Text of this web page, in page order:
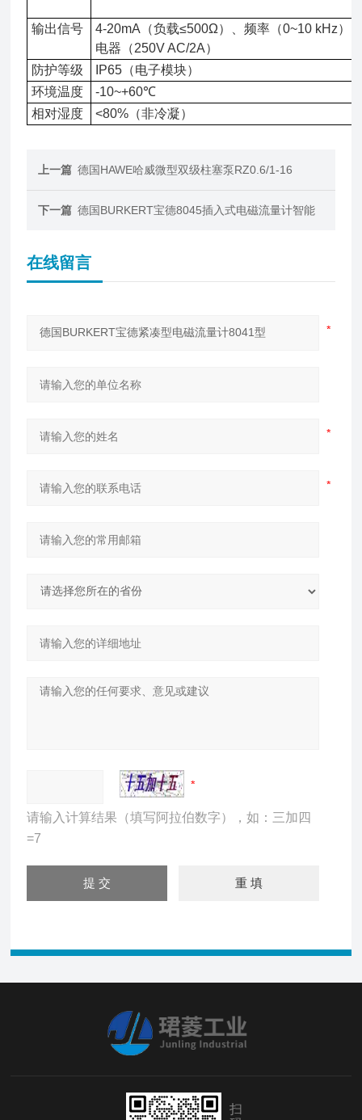
输出信号
4-20mA（负载≤500Ω）、频率（0~10 kHz）
电器（250V AC/2A）
防护等级
IP65（电子模块）
环境温度
-10~+60℃
相对湿度
<80%（非冷凝）
上一篇 德国HAWE哈威微型双级柱塞泵RZ0.6/1-16
下一篇 德国BURKERT宝德8045插入式电磁流量计智能
在线留言
请输入计算结果（填写阿拉伯数字），如：三加四
=7
扫